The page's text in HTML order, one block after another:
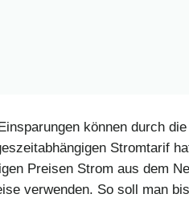
können durch
Stromtarif
Preisen Strom aus dem
verwenden. So soll man